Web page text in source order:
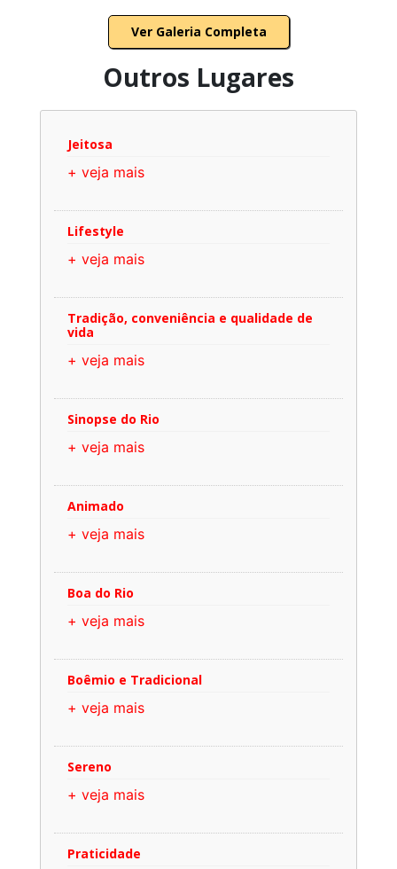
Ver Galeria Completa
Outros Lugares
Jeitosa
+ veja mais
Lifestyle
+ veja mais
Tradição, conveniência e qualidade de
vida
+ veja mais
Sinopse do Rio
+ veja mais
Animado
+ veja mais
Boa do Rio
+ veja mais
Boêmio e Tradicional
+ veja mais
Sereno
+ veja mais
Praticidade